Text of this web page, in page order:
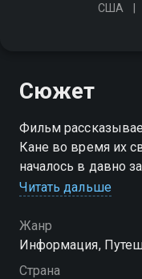
США
Сюжет
Фильм
Кане во время их
началось в давно
проследовало в
Читать дальше
Жанр
Информация,
Страна